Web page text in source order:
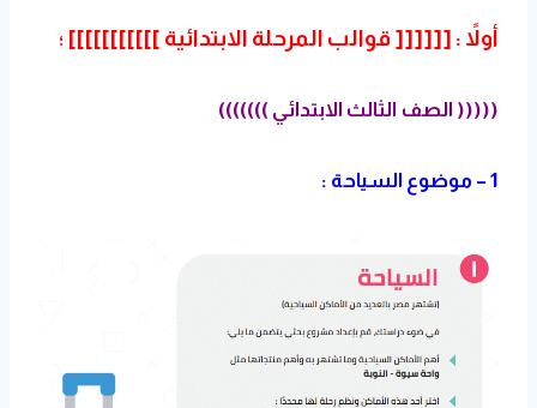
أولاً : [[[[[[ قوالب المرحلة الابتدائية ]]]]]]]]]]] ؛
((((( الصف الثالث الابتدائي )))))))
1 – موضوع السياحة :